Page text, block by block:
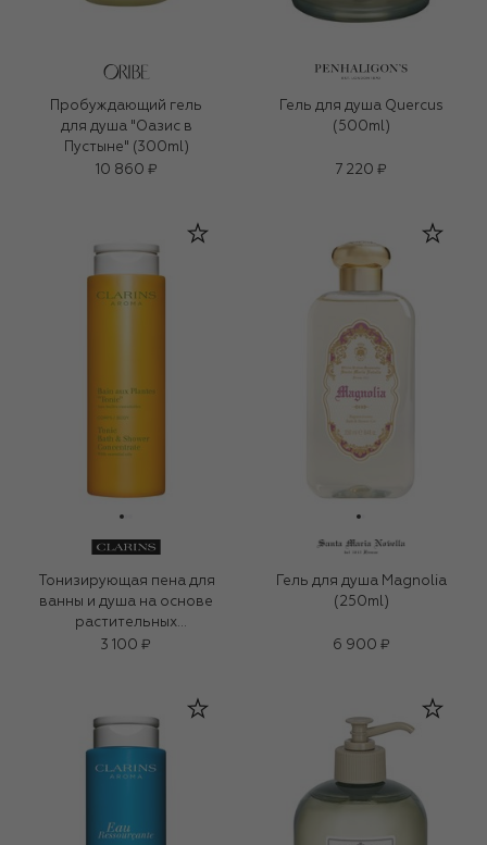
Пробуждающий гель
для душа "Оазис в
Пустыне" (300ml)
10 860 ₽
Гель для душа Quercus
(500ml)
7 220 ₽
Тонизирующая пена для
ванны и душа на основе
растительных
экстрактов Tonic
3 100 ₽
Гель для душа Magnolia
(250ml)
6 900 ₽